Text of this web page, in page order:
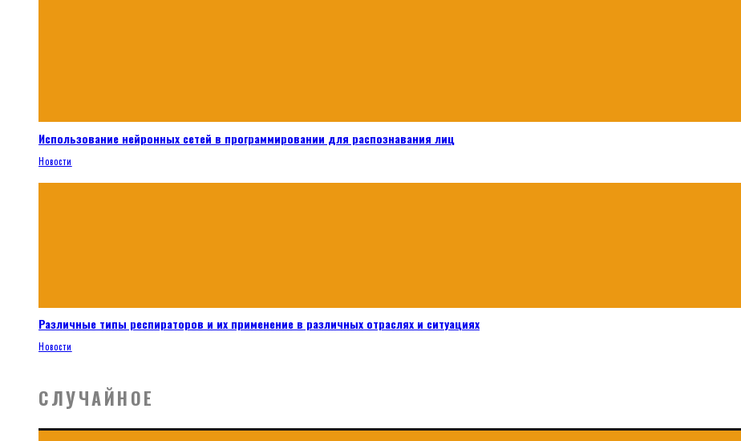
Использование нейронных сетей в программировании для распознавания лиц
Новости
Различные типы респираторов и их применение в различных отраслях и ситуациях
Новости
СЛУЧАЙНОЕ